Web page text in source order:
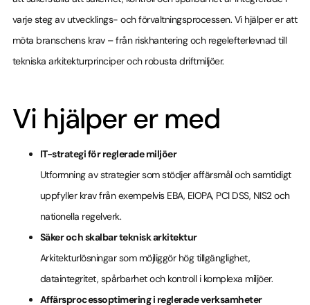
varje steg av utvecklings- och förvaltningsprocessen. Vi hjälper er att
möta branschens krav – från riskhantering och regelefterlevnad till
tekniska arkitekturprinciper och robusta driftmiljöer.
Vi hjälper er med
IT-strategi för reglerade miljöer
Utformning av strategier som stödjer affärsmål och samtidigt
uppfyller krav från exempelvis EBA, EIOPA, PCI DSS, NIS2 och
nationella regelverk.
Säker och skalbar teknisk arkitektur
Arkitekturlösningar som möjliggör hög tillgänglighet,
dataintegritet, spårbarhet och kontroll i komplexa miljöer.
Affärsprocessoptimering i reglerade verksamheter